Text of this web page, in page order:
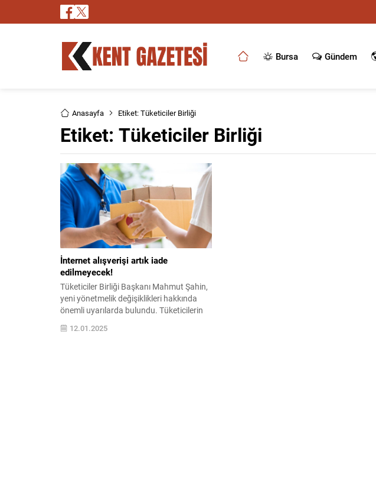
Bursa Gündem
Anasayfa Etiket: Tüketiciler Birliği
Etiket: Tüketiciler Birliği
İnternet alışverişi artık iade
edilmeyecek!
Tüketiciler Birliği Başkanı Mahmut Şahin,
yeni yönetmelik değişiklikleri hakkında
önemli uyarılarda bulundu. Tüketicilerin
haklarını koruma amacıyla yapılan
düzenlemelerin detayları ve olası etkileri
12.01.2025